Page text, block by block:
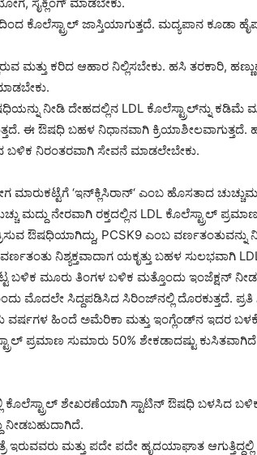
ಕೊಲೆಸ್ಟ್ರಾಲ್ ಜಾಸ್ತಿಯಾಗುತ್ತದೆ. ಮದ್ಯಪಾನ ಕೂಡಾ
ಮತ್ತು ಕರಿದ ಆಹಾರ ನಿಲ್ಲಿಸಬೇಕು. ಹಸಿ ತರಕಾರಿ,
ನೀಡಿ ದೇಹದಲ್ಲಿನ LDL ಕೊಲೆಸ್ಟ್ರಾಲ್‍ನ್ನು ಕಡಿಮೆ
ಈ ಔಷಧಿ ಬಹಳ ನಿಧಾನವಾಗಿ ಕ್ರಿಯಾಶೀಲವಾಗುತ್ತದೆ.
ಬಳಿಕ ನಿರಂತರವಾಗಿ ಸೇವನೆ ಮಾಡಲೇಬೇಕು.
ಮಾರುಕಟ್ಟೆಗೆ ‘ಇನ್‍ಕ್ಲಿಸಿರಾನ್‘ ಎಂಬ ಹೊಸತಾದ
ಮದ್ದು ನೇರವಾಗಿ ರಕ್ತದಲ್ಲಿನ LDL ಕೊಲೆಸ್ಟ್ರಾಲ್
ಔಷಧಿಯಾಗಿದ್ದು, PCSK9 ಎಂಬ ವರ್ಣತಂತುವನ್ನು
ನಿಶ್ಯಕ್ತವಾದಾಗ ಯಕೃತ್ತು ಬಹಳ ಸುಲಭವಾಗಿ LDL
ಬಳಿಕ ಮೂರು ತಿಂಗಳ ಬಳಿಕ ಮತ್ತೊಂದು ಇಂಜೆಕ್ಷನ್
ಮೊದಲೇ ಸಿದ್ದಪಡಿಸಿದ ಸಿರಿಂಜ್‍ನಲ್ಲಿ ದೊರಕುತ್ತದೆ.
ವರ್ಷಗಳ ಹಿಂದೆ ಅಮೆರಿಕಾ ಮತ್ತು ಇಂಗ್ಲೆಂಡ್‍ನ ಇದರ
ಪ್ರಮಾಣ ಸುಮಾರು 50% ಶೇಕಡಾದಷ್ಟು
ಕೊಲೆಸ್ಟ್ರಾಲ್ ಶೇಖರಣೆಯಾಗಿ ಸ್ಟಾಟಿನ್ ಔಷಧಿ ಬಳಸಿದ
ನೀಡಬಹುದಾಗಿದೆ.
ಮತ್ತು ಪದೇ ಪದೇ ಹೃದಯಾಘಾತ ಆಗುತ್ತಿದ್ದಲ್ಲಿ